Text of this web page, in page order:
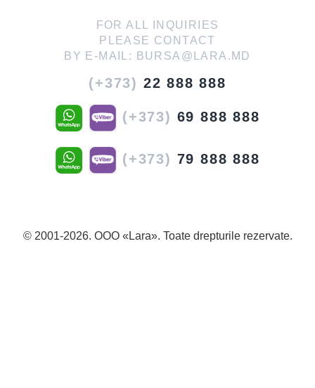
FOR ALL INQUIRIES
PLEASE CONTACT
BY E-MAIL:
BURSA@LARA.MD
(+373) 22 888 888
(+373) 69 888 888
(+373) 79 888 888
© 2001-2026. OOO «Lara». Toate drepturile rezervate.